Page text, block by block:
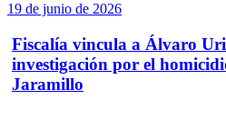
19 de junio de 2026
Fiscalía vincula a Álvaro
investigación por el
Jaramillo